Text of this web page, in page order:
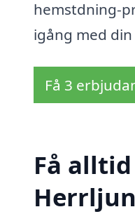
hemstdning-
igång med
Få 3
Få